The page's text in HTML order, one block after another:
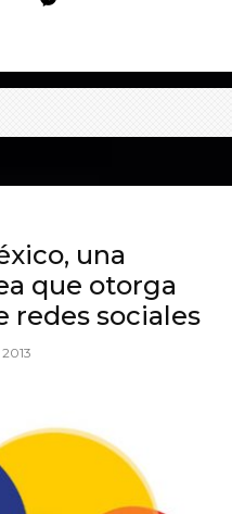
una
que otorga
redes sociales